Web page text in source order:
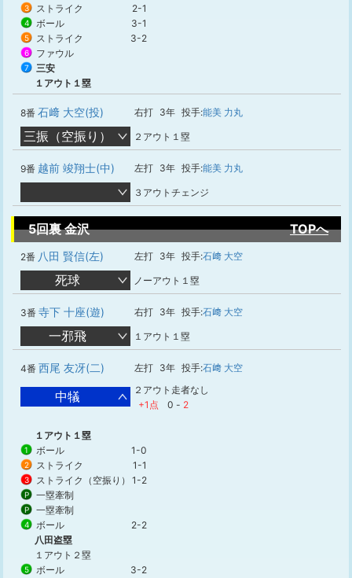
3 ストライク 2-1
4 ボール 3-1
5 ストライク 3-2
6 ファウル
7
三安
１アウト１塁
8番 石﨑 大空(投) 右打 3年 投手:能美 力丸
三振（空振り） ２アウト１塁
9番 越前 竣翔士(中) 左打 3年 投手:能美 力丸
３アウトチェンジ
5回裏 金沢 TOPへ
2番 八田 賢信(左) 左打 3年 投手:石﨑 大空
死球 ノーアウト１塁
3番 寺下 十座(遊) 右打 3年 投手:石﨑 大空
一邪飛 １アウト１塁
4番 西尾 友冴(二) 左打 3年 投手:石﨑 大空
中犠
２アウト走者なし
+1点
0 - 2
１アウト１塁
1 ボール 1-0
2 ストライク 1-1
3 ストライク（空振り） 1-2
P 一塁牽制
P 一塁牽制
4 ボール
2-2
八田盗塁
１アウト２塁
5 ボール
3-2